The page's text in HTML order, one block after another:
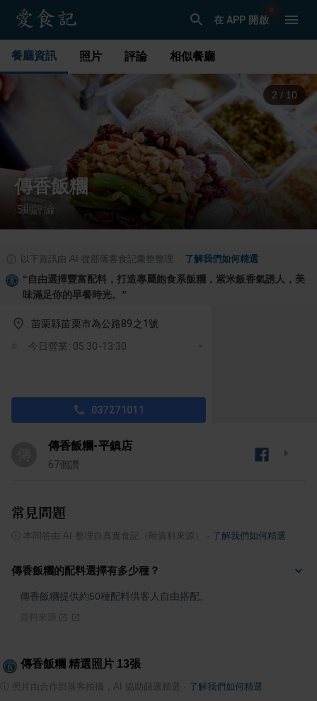
在 APP 開啟
餐廳資訊 照片 評論 相似餐廳
3 / 10
傳香飯糰
·5則評論
以下資訊由 AI 從部落客食記彙整整理 了解我們如何精選
“自由選擇豐富配料，打造專屬飽食系飯糰，紫米飯香氣誘人，美
味滿足你的早餐時光。 ”
苗栗縣苗栗市為公路89之1號
今日營業: 05:30-13:30
037271011
傳香飯糰-平鎮店
67個讚
常見問題
本問答由 AI 整理自真實食記（附資料來源） 了解我們如何精選
傳香飯糰的配料選擇有多少種？
傳香飯糰提供約50種配料供客人自由搭配。
傳香飯糰 精選照片 13張
照片由合作部落客拍攝，AI 協助篩選精選 了解我們如何精選